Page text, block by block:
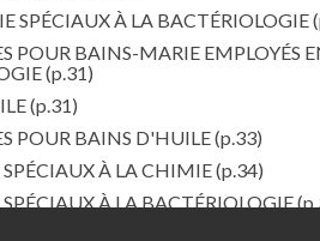
SPÉCIAUX À LA BACTÉRIOLOGIE
POUR BAINS-MARIE EMPLOYÉS
(p.31)
(p.31)
POUR BAINS D'HUILE(p.33)
À LA CHIMIE(p.34)
À LA BACTÉRIOLOGIE